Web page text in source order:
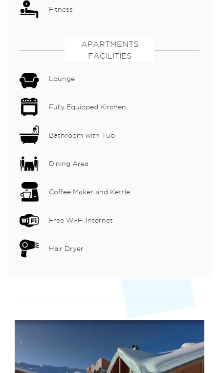
Fitness
APARTMENTS
FACILITIES
Lounge
Fully Equipped Kitchen
Bathroom with Tub
Dining Area
Coffee Maker and Kettle
Free Wi-Fi Internet
Hair Dryer